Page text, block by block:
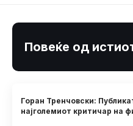
Повеќе од
Горан Тренчовски:
најголемиот критичар на